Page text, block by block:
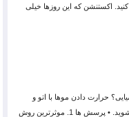
اکستنشن که این روزها خیلی
حرارت دادن موها با اتو و
سشوار؟ اگر دوست دارید اطلاعات بیشتر و دقیق تری درباره صاف کردن موها به دست بیاورید با این مطلب همراه شوید. • پرسش ها 1. موثرترین روش